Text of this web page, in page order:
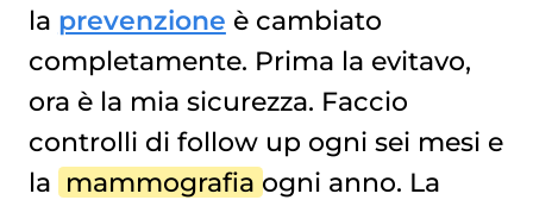
la prevenzione è cambiato
completamente. Prima la evitavo,
ora è la mia sicurezza. Faccio
controlli di follow up ogni sei mesi e
la mammografia ogni anno. La